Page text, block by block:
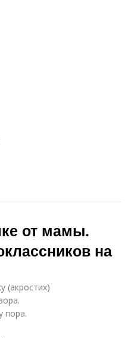
от мамы.
на
(акростих)
пора.